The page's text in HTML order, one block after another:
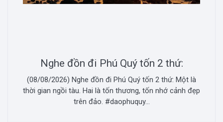
Nghe đồn đi Phú Quý tốn 2 thứ:
(08/08/2026) Nghe đồn đi Phú Quý tốn 2 thứ: Một là
thời gian ngồi tàu. Hai là tốn thương, tốn nhớ cảnh đẹp
trên đảo. #daophuquy...